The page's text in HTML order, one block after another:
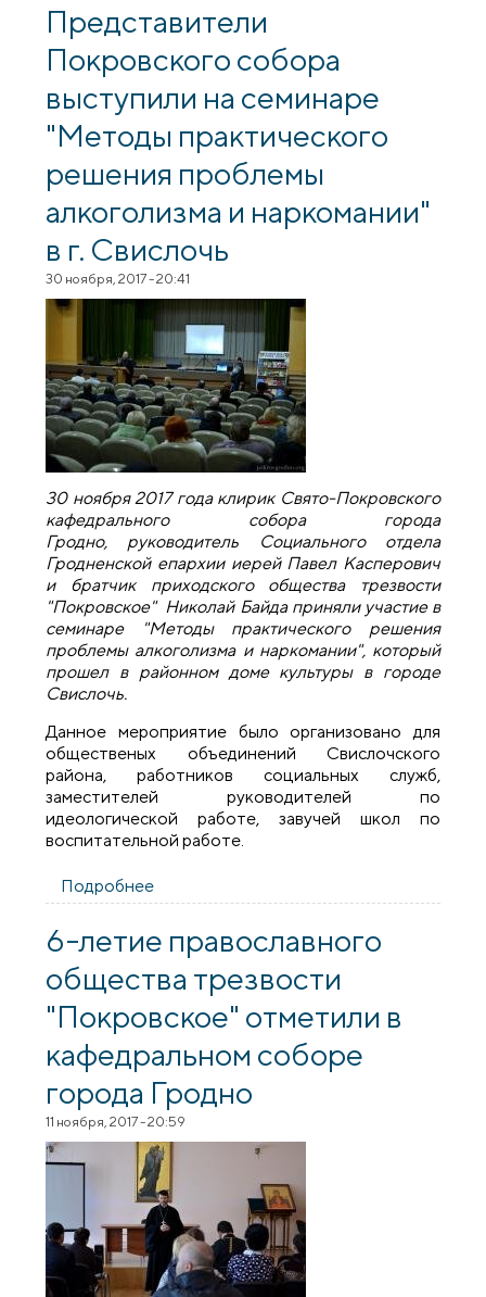
Представители
Покровского собора
выступили на семинаре
"Методы практического
решения проблемы
алкоголизма и наркомании"
в г. Свислочь
30 ноября, 2017 - 20:41
30 ноября 2017 года клирик Свято-Покровского
кафедрального собора города
Гродно, руководитель Социального отдела
Гродненской епархии иерей Павел Касперович
и братчик приходского общества трезвости
"Покровское" Николай Байда приняли участие в
семинаре "Методы практического решения
проблемы алкоголизма и наркомании", который
прошел в районном доме культуры в городе
Свислочь.
Данное мероприятие было организовано для
общественых объединений Свислочского
района, работников социальных служб,
заместителей руководителей по
идеологической работе, завучей школ по
воспитательной работе.
Подробнее
выступили на семинаре "Методы
алкоголизма и наркомании" в г. Свислочь
6-летие православного
общества трезвости
"Покровское" отметили в
кафедральном соборе
города Гродно
11 ноября, 2017 - 20:59